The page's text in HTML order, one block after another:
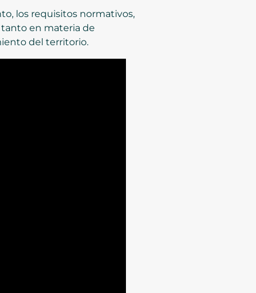
los requisitos normativos,
tanto en materia de
del territorio.